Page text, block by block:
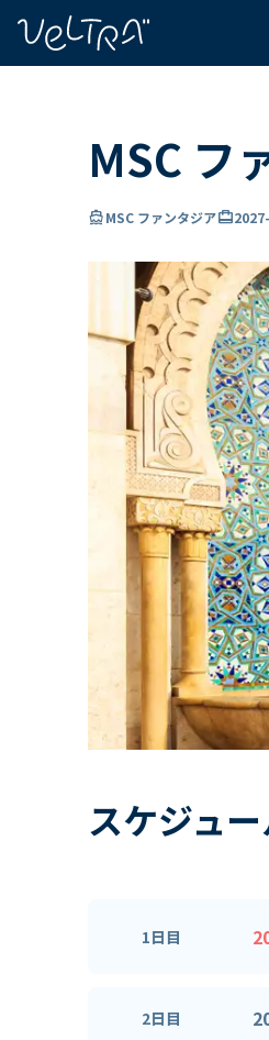
MSC フ
directions_boatMSC ファンタジアcard_travel
スケジュ
1日目
2日目